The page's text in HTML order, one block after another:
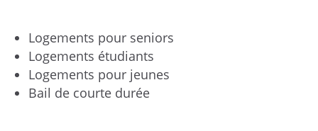
Logements pour seniors
Logements étudiants
Logements pour jeunes
Bail de courte durée